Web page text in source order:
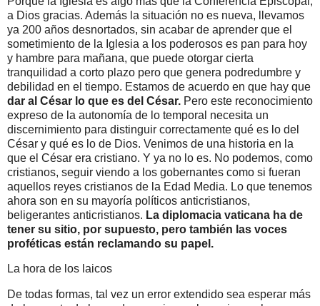
a Dios gracias. Además la situación no es nueva, llevamos
ya 200 años desnortados, sin acabar de aprender que el
sometimiento de la Iglesia a los poderosos es pan para hoy
y hambre para mañana, que puede otorgar cierta
tranquilidad a corto plazo pero que genera podredumbre y
debilidad en el tiempo. Estamos de acuerdo en que hay que
dar al César lo que es del César. Pero este reconocimiento
expreso de la autonomía de lo temporal necesita un
discernimiento para distinguir correctamente qué es lo del
César y qué es lo de Dios. Venimos de una historia en la
que el César era cristiano. Y ya no lo es. No podemos, como
cristianos, seguir viendo a los gobernantes como si fueran
aquellos reyes cristianos de la Edad Media. Lo que tenemos
ahora son en su mayoría políticos anticristianos,
beligerantes anticristianos. La diplomacia vaticana ha de
tener su sitio, por supuesto, pero también las voces
proféticas están reclamando su papel.
La hora de los laicos
De todas formas, tal vez un error extendido sea esperar más